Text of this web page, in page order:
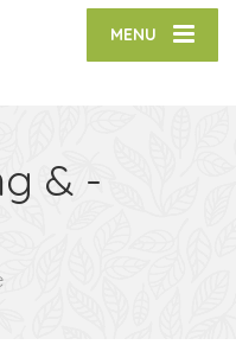
MENU
& -